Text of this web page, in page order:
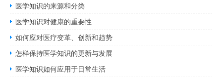
医学知识的来源和分类
医学知识对健康的重要性
如何应对医疗变革、创新和趋势
怎样保持医学知识的更新与发展
医学知识如何应用于日常生活